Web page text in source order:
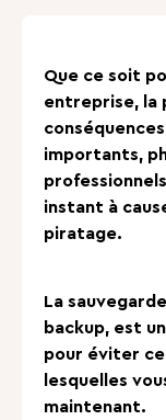
Que ce soit
entreprise, la
importants,
instant à
piratage.
La
backup, est
pour éviter ce
lesquelles
maintenant.